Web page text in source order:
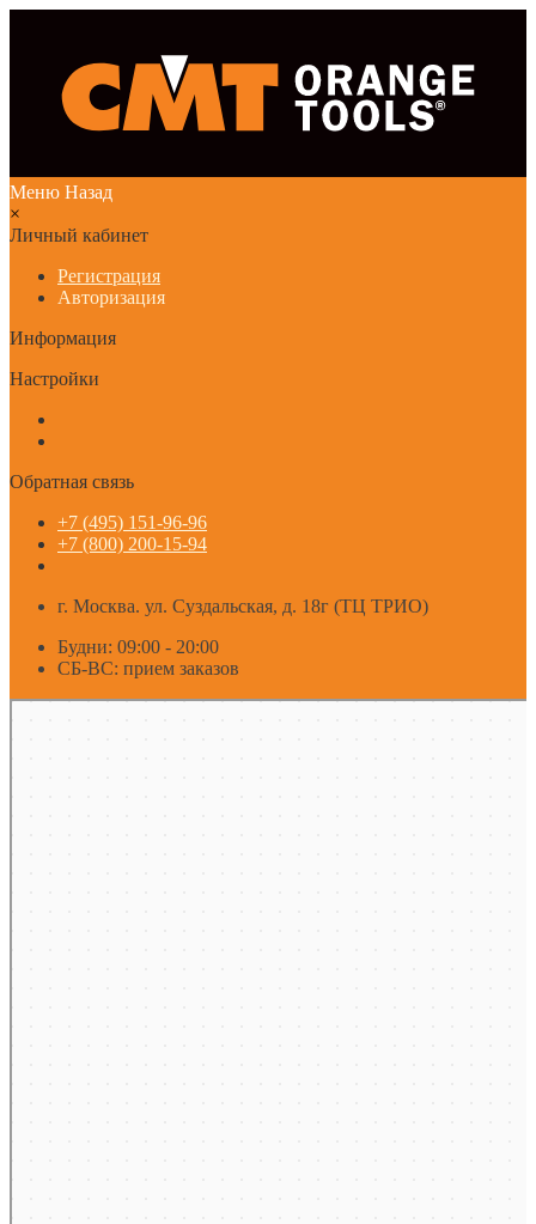
Меню Назад
×
Личный кабинет
Регистрация
Авторизация
Информация
Настройки
Обратная связь
+7 (495) 151-96-96
+7 (800) 200-15-94
г. Москва. ул. Суздальская, д. 18г (ТЦ ТРИО)
Будни: 09:00 - 20:00
СБ-ВС: прием заказов